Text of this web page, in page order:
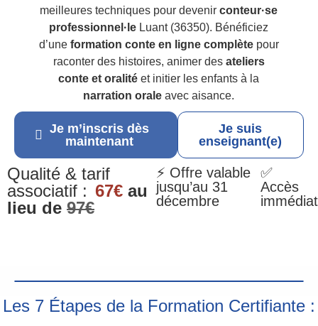
meilleures techniques pour devenirconteur·se
professionnel·le Luant (36350). Bénéficiez
d’une formation conte en ligne complètepour
raconter des histoires, animer des ateliers
conte et oralité et initier les enfants à la
narration orale avec aisance.
Je m’inscris dès
maintenant
Je suis
enseignant(e)
Qualité & tarif
associatif : 67€ au
lieu de 97€
⚡ Offre valable
jusqu’au 31
décembre
✅
Accès
immédiat
Les 7 Étapes de la Formation Certifiante :